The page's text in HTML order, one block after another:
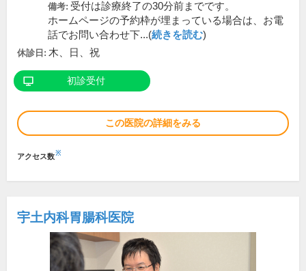
備考: 受付は診療終了の30分前までです。
ホームページの予約枠が埋まっている場合は、お電
話でお問い合わせ下...(続きを読む)
休診日: 木、日、祝
初診受付
この医院の詳細をみる
アクセス数※
宇土内科胃腸科医院